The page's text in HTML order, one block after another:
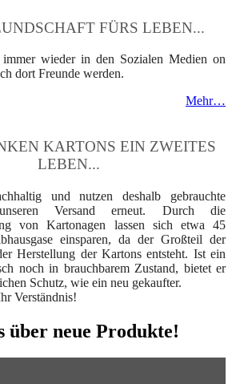
FÜRS LEBEN...
wieder in den Sozialen Medien on
dort Freunde werden.
Mehr…
KARTONS EIN ZWEITES
LEBEN...
und nutzen deshalb gebrauchte
Versand erneut. Durch die
von Kartonagen lassen sich etwa 45
einsparen, da der Großteil der
Herstellung der Kartons entsteht. Ist ein
noch in brauchbarem Zustand, bietet er
Schutz, wie ein neu gekaufter.
Verständnis!
über neue Produkte!